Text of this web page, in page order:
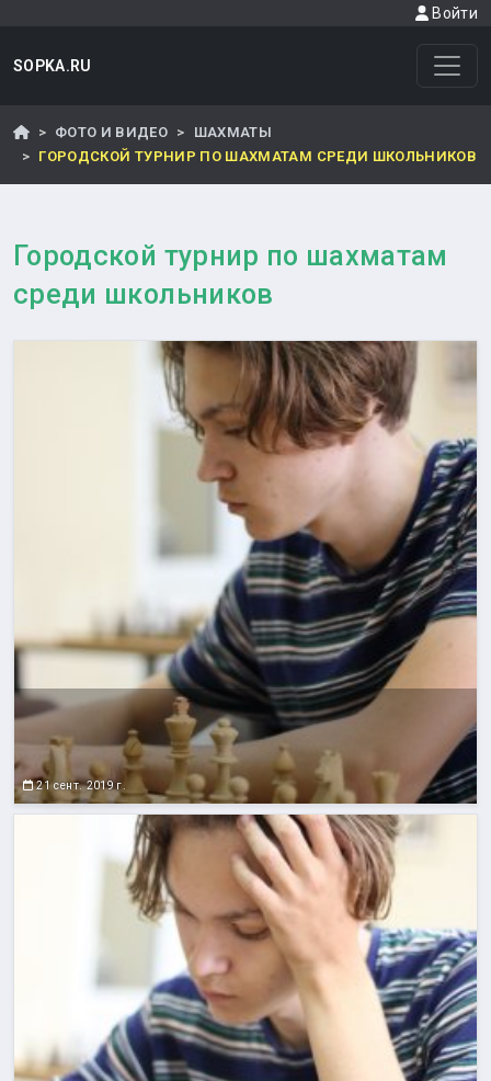
Войти
SOPKA.RU
ФОТО И ВИДЕО
ШАХМАТЫ
ГОРОДСКОЙ ТУРНИР ПО ШАХМАТАМ СРЕДИ ШКОЛЬНИКОВ
Городской турнир по шахматам
среди школьников
21 сент. 2019 г.